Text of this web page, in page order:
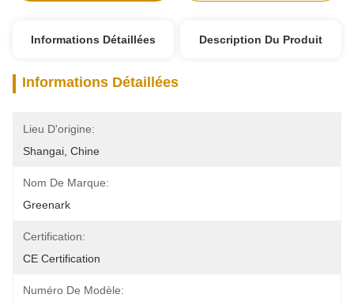
Informations Détaillées Description Du Produit
Informations Détaillées
Lieu D'origine:
Shangai, Chine
Nom De Marque:
Greenark
Certification:
CE Certification
Numéro De Modèle: